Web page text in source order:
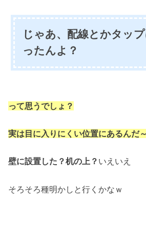
じゃあ、配線とかタッ
ったんよ？
って思うでしょ？
実は目に入りにくい位置にあるんだ
壁に設置した？机の上？ いえいえ
そろそろ種明かしと行くかなｗ